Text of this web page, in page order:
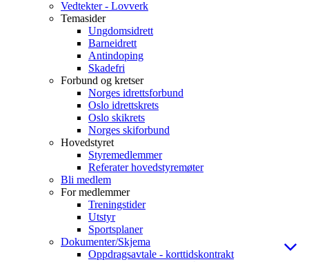
Vedtekter - Lovverk
Temasider
Ungdomsidrett
Barneidrett
Antindoping
Skadefri
Forbund og kretser
Norges idrettsforbund
Oslo idrettskrets
Oslo skikrets
Norges skiforbund
Hovedstyret
Styremedlemmer
Referater hovedstyremøter
Bli medlem
For medlemmer
Treningstider
Utstyr
Sportsplaner
Dokumenter/Skjema
Oppdragsavtale - korttidskontrakt